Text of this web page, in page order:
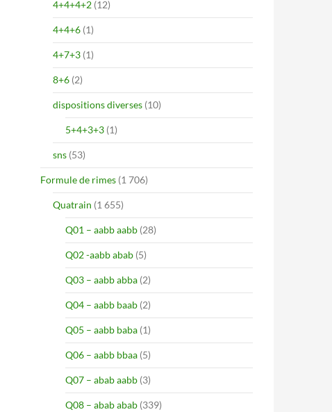
4+4+4+2 (12)
4+4+6 (1)
4+7+3 (1)
8+6 (2)
dispositions diverses (10)
5+4+3+3 (1)
sns (53)
Formule de rimes (1 706)
Quatrain (1 655)
Q01 – aabb aabb (28)
Q02 -aabb abab (5)
Q03 – aabb abba (2)
Q04 – aabb baab (2)
Q05 – aabb baba (1)
Q06 – aabb bbaa (5)
Q07 – abab aabb (3)
Q08 – abab abab (339)